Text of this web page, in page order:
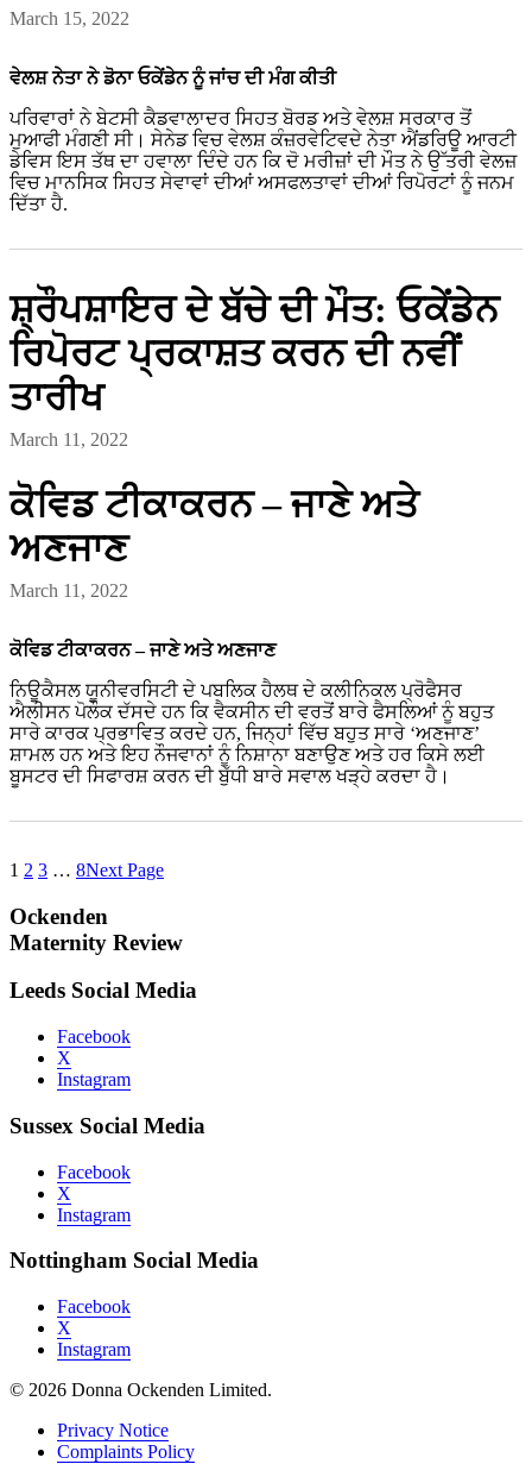
March 15, 2022
ਵੇਲਸ਼ ਨੇਤਾ ਨੇ ਡੋਨਾ ਓਕੇਂਡੇਨ ਨੂੰ ਜਾਂਚ ਦੀ ਮੰਗ ਕੀਤੀ
ਪਰਿਵਾਰਾਂ ਨੇ ਬੇਟਸੀ ਕੈਡਵਾਲਾਦਰ ਸਿਹਤ ਬੋਰਡ ਅਤੇ ਵੇਲਸ਼ ਸਰਕਾਰ ਤੋਂ
ਮੁਆਫੀ ਮੰਗਣੀ ਸੀ। ਸੇਨੇਡ ਵਿਚ ਵੇਲਸ਼ ਕੰਜ਼ਰਵੇਟਿਵਦੇ ਨੇਤਾ ਐਂਡਰਿਊ ਆਰਟੀ
ਡੇਵਿਸ ਇਸ ਤੱਥ ਦਾ ਹਵਾਲਾ ਦਿੰਦੇ ਹਨ ਕਿ ਦੋ ਮਰੀਜ਼ਾਂ ਦੀ ਮੌਤ ਨੇ ਉੱਤਰੀ ਵੇਲਜ਼
ਵਿਚ ਮਾਨਸਿਕ ਸਿਹਤ ਸੇਵਾਵਾਂ ਦੀਆਂ ਅਸਫਲਤਾਵਾਂ ਦੀਆਂ ਰਿਪੋਰਟਾਂ ਨੂੰ ਜਨਮ
ਦਿੱਤਾ ਹੈ.
ਸ਼੍ਰੌਪਸ਼ਾਇਰ ਦੇ ਬੱਚੇ ਦੀ ਮੌਤ: ਓਕੇਂਡੇਨ
ਰਿਪੋਰਟ ਪ੍ਰਕਾਸ਼ਤ ਕਰਨ ਦੀ ਨਵੀਂ
ਤਾਰੀਖ
March 11, 2022
ਕੋਵਿਡ ਟੀਕਾਕਰਨ – ਜਾਣੇ ਅਤੇ
ਅਣਜਾਣ
March 11, 2022
ਕੋਵਿਡ ਟੀਕਾਕਰਨ – ਜਾਣੇ ਅਤੇ ਅਣਜਾਣ
ਨਿਊਕੈਸਲ ਯੂਨੀਵਰਸਿਟੀ ਦੇ ਪਬਲਿਕ ਹੈਲਥ ਦੇ ਕਲੀਨਿਕਲ ਪ੍ਰੋਫੈਸਰ
ਐਲੀਸਨ ਪੋਲੌਕ ਦੱਸਦੇ ਹਨ ਕਿ ਵੈਕਸੀਨ ਦੀ ਵਰਤੋਂ ਬਾਰੇ ਫੈਸਲਿਆਂ ਨੂੰ ਬਹੁਤ
ਸਾਰੇ ਕਾਰਕ ਪ੍ਰਭਾਵਿਤ ਕਰਦੇ ਹਨ, ਜਿਨ੍ਹਾਂ ਵਿੱਚ ਬਹੁਤ ਸਾਰੇ ‘ਅਣਜਾਣ’
ਸ਼ਾਮਲ ਹਨ ਅਤੇ ਇਹ ਨੌਜਵਾਨਾਂ ਨੂੰ ਨਿਸ਼ਾਨਾ ਬਣਾਉਣ ਅਤੇ ਹਰ ਕਿਸੇ ਲਈ
ਬੂਸਟਰ ਦੀ ਸਿਫਾਰਸ਼ ਕਰਨ ਦੀ ਬੁੱਧੀ ਬਾਰੇ ਸਵਾਲ ਖੜ੍ਹੇ ਕਰਦਾ ਹੈ।
1 2 3 … 8Next Page
Ockenden
Maternity Review
Leeds Social Media
Facebook
X
Instagram
Sussex Social Media
Facebook
X
Instagram
Nottingham Social Media
Facebook
X
Instagram
© 2026 Donna Ockenden Limited.
Privacy Notice
Complaints Policy